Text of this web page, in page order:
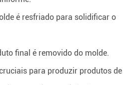
é resfriado para solidificar o
final é removido do molde.
para produzir produtos de